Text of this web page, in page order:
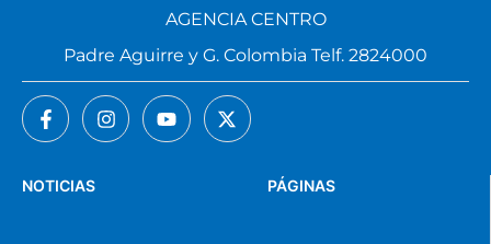
PÁGINAS
NOTICIAS
AGENCIA CENTRO
Padre Aguirre y G. Colombia Telf. 2824000